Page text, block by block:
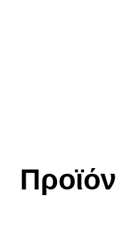
Προϊόν